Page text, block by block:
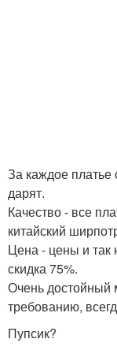
За каждое платье
дарят.
Качество - все
китайский
Цена - цены и так
скидка 75%.
Очень достойный
требованию,
Пупсик?